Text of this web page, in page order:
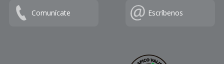
Comunícate Escríbenos